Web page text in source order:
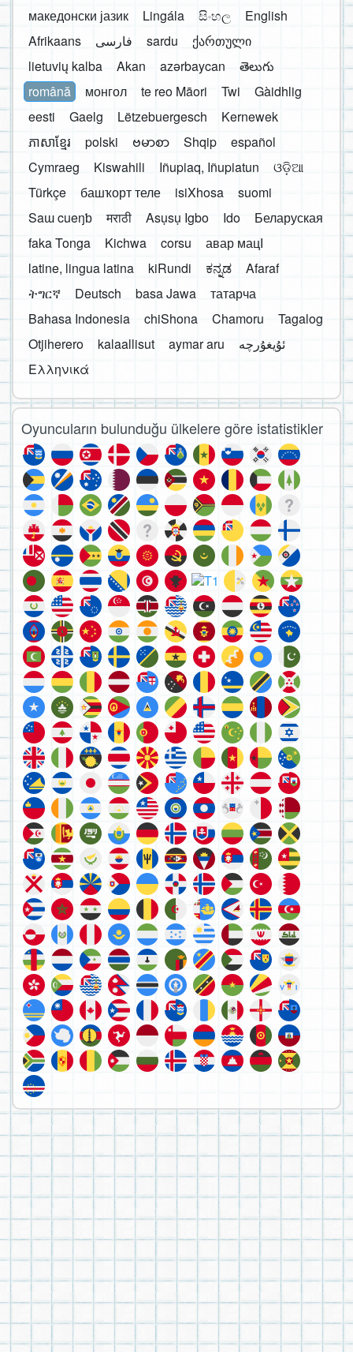
македонски јазик
Lingála සිංහල
English
Afrikaans
فارسی sardu
ქართული
lietuvių kalba
Akan azərbaycan
తెలుగు
română
монгол te reo Māori Twi
Gàidhlig
eesti
Gaelg Lëtzebuergesch
Kernewek
ភាសាខ្មែរ
polski ဗမာစာ Shqip
español
Cymraeg
Kiswahili Iñupiaq, Iñupiatun
ଓଡ଼ିଆ
Türkçe
башҡорт теле isiXhosa
suomi
Saɯ cueŋƅ
मराठी Asụsụ Igbo Ido
Беларуская
faka Tonga
Kichwa corsu
авар мацӀ
latine, lingua latina
kiRundi ಕನ್ನಡ
Afaraf
ትግርኛ
Deutsch basa Jawa
татарча
Bahasa Indonesia
chiShona Chamoru
Tagalog
Otjiherero
kalaallisut aymar aru
Ελληνικά
Oyuncuların bulunduğu ülkelere göre istatistikler